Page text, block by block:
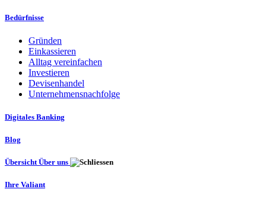
Bedürfnisse
Gründen
Einkassieren
Alltag vereinfachen
Investieren
Devisenhandel
Unternehmensnachfolge
Digitales Banking
Blog
Übersicht Über uns
Ihre Valiant